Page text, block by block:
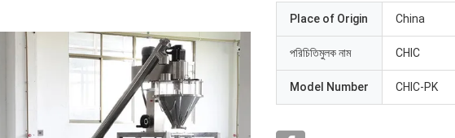
Place of Origin China
পরিচিতিমুলক নাম CHIC
Model Number CHIC-PK